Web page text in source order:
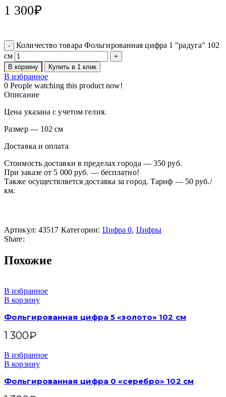
1 300₽
Количество товара Фольгированная цифра 1 "радуга" 102
см
В корзину Купить в 1 клик
В избранное
0 People watching this product now!
Описание
Цена указана с учетом гелия.
Размер — 102 см
Доставка и оплата
Стоимость доставки в пределах города — 350 руб.
При заказе от 5 000 руб. — бесплатно!
Также осуществляется доставка за город. Тариф — 50 руб./
км.
Артикул: 43517 Категории: Цифра 0, Цифры
Share:
Похожие
В избранное
В корзину
Фольгированная цифра 5 «золото» 102 см
1 300₽
В избранное
В корзину
Фольгированная цифра 0 «серебро» 102 см